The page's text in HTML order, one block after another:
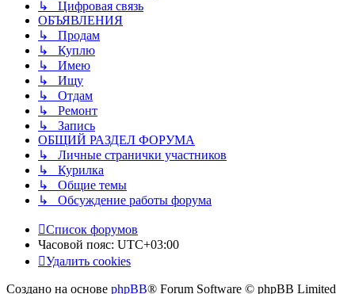
↳ Цифровая связь
ОБЪЯВЛЕНИЯ
↳ Продам
↳ Куплю
↳ Имею
↳ Ищу
↳ Отдам
↳ Ремонт
↳ Запись
ОБЩИЙ РАЗДЕЛ ФОРУМА
↳ Личные странички участников
↳ Курилка
↳ Общие темы
↳ Обсуждение работы форума
Список форумов
Часовой пояс: UTC+03:00
Удалить cookies
Создано на основе phpBB® Forum Software © phpBB Limited